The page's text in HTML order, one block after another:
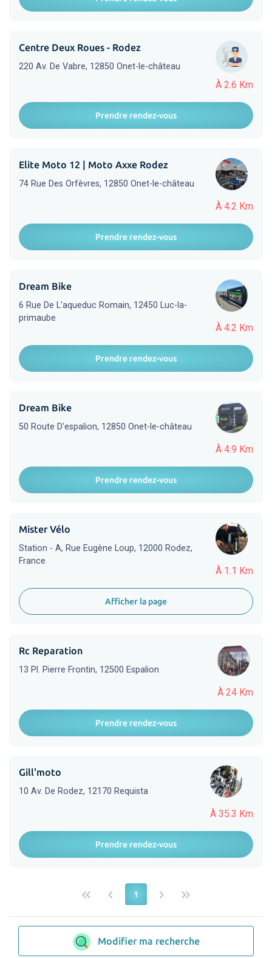
À 2.6 Km
Centre Deux Roues - Rodez
220 Av. De Vabre, 12850 Onet-le-château
Prendre rendez-vous
À 4.2 Km
Elite Moto 12 | Moto Axxe Rodez
74 Rue Des Orfèvres, 12850 Onet-le-château
Prendre rendez-vous
À 4.2 Km
Dream Bike
6 Rue De L'aqueduc Romain, 12450 Luc-la-
primaube
Prendre rendez-vous
À 4.9 Km
Dream Bike
50 Route D'espalion, 12850 Onet-le-château
Prendre rendez-vous
À 1.1 Km
Mister Vélo
Station - A, Rue Eugène Loup, 12000 Rodez,
France
Afficher la page
À 24 Km
Rc Reparation
13 Pl. Pierre Frontin, 12500 Espalion
Prendre rendez-vous
À 35.3 Km
Gill'moto
10 Av. De Rodez, 12170 Requista
Prendre rendez-vous
keyboard_double_arrow_left keyboard_arrow_left 1 keyboard_arrow_right keyboard_double_arrow_right
Modifier ma recherche